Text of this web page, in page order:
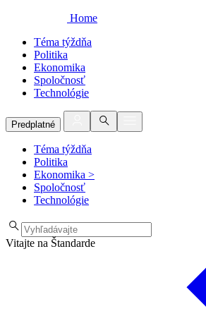
Home
Téma týždňa
Politika
Ekonomika
Spoločnosť
Technológie
Predplatné
Téma týždňa
Politika
Ekonomika >
Spoločnosť
Technológie
Vitajte na Štandarde